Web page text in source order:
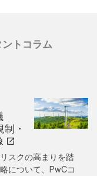
トコラム
・
スクの高まりを踏
について、PwCコ